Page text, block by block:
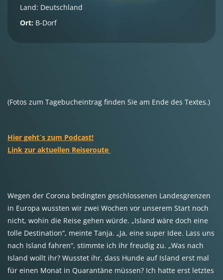
Land: Deutschland
Ort: B-Dorf
(Fotos zum Tagebucheintrag finden Sie am Ende des Textes.)
Hier geht´s zum Podcast!
Link zur aktuellen Reiseroute
Wegen der Corona bedingten geschlossenen Landesgrenzen
in Europa wussten wir zwei Wochen vor unserem Start noch
nicht, wohin die Reise gehen würde. „Island wäre doch eine
tolle Destination“, meinte Tanja. „Ja, eine super Idee. Lass uns
nach Island fahren“, stimmte ich ihr freudig zu. „Was nach
Island wollt ihr? Wusstet ihr, dass Hunde auf Island erst mal
für einen Monat in Quarantäne müssen? Ich hatte erst letztes